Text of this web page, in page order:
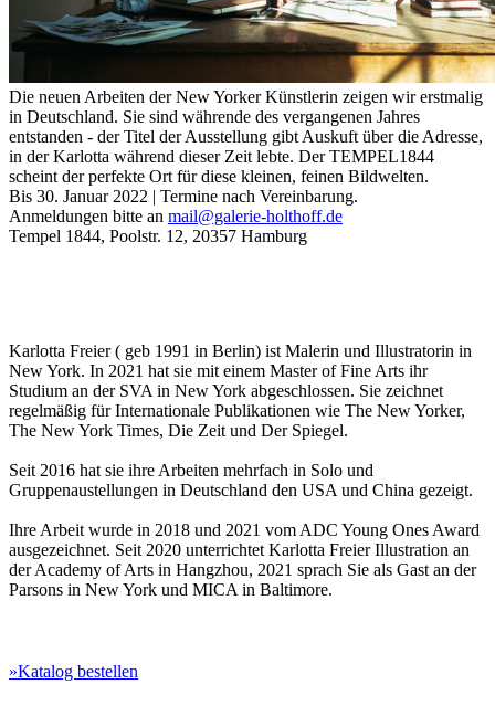
Die neuen Arbeiten der New Yorker Künstlerin zeigen wir erstmalig
in Deutschland. Sie sind währende des vergangenen Jahres
entstanden - der Titel der Ausstellung gibt Auskuft über die Adresse,
in der Karlotta während dieser Zeit lebte. Der TEMPEL1844
scheint der perfekte Ort für diese kleinen, feinen Bildwelten.
Bis 30. Januar 2022 | Termine nach Vereinbarung.
Anmeldungen bitte an mail@galerie-holthoff.de
Tempel 1844, Poolstr. 12, 20357 Hamburg
Karlotta Freier ( geb 1991 in Berlin) ist Malerin und Illustratorin in
New York. In 2021 hat sie mit einem Master of Fine Arts ihr
Studium an der SVA in New York abgeschlossen. Sie zeichnet
regelmäßig für Internationale Publikationen wie The New Yorker,
The New York Times, Die Zeit und Der Spiegel.
Seit 2016 hat sie ihre Arbeiten mehrfach in Solo und
Gruppenaustellungen in Deutschland den USA und China gezeigt.
Ihre Arbeit wurde in 2018 und 2021 vom ADC Young Ones Award
ausgezeichnet. Seit 2020 unterrichtet Karlotta Freier Illustration an
der Academy of Arts in Hangzhou, 2021 sprach Sie als Gast an der
Parsons in New York und MICA in Baltimore.
»Katalog bestellen